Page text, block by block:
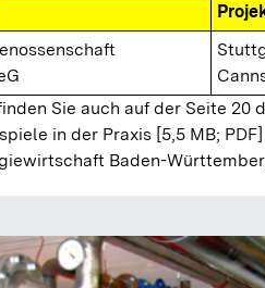
Sie auch auf der Seite 20
in der Praxis [5,5 MB; PDF]
Baden-